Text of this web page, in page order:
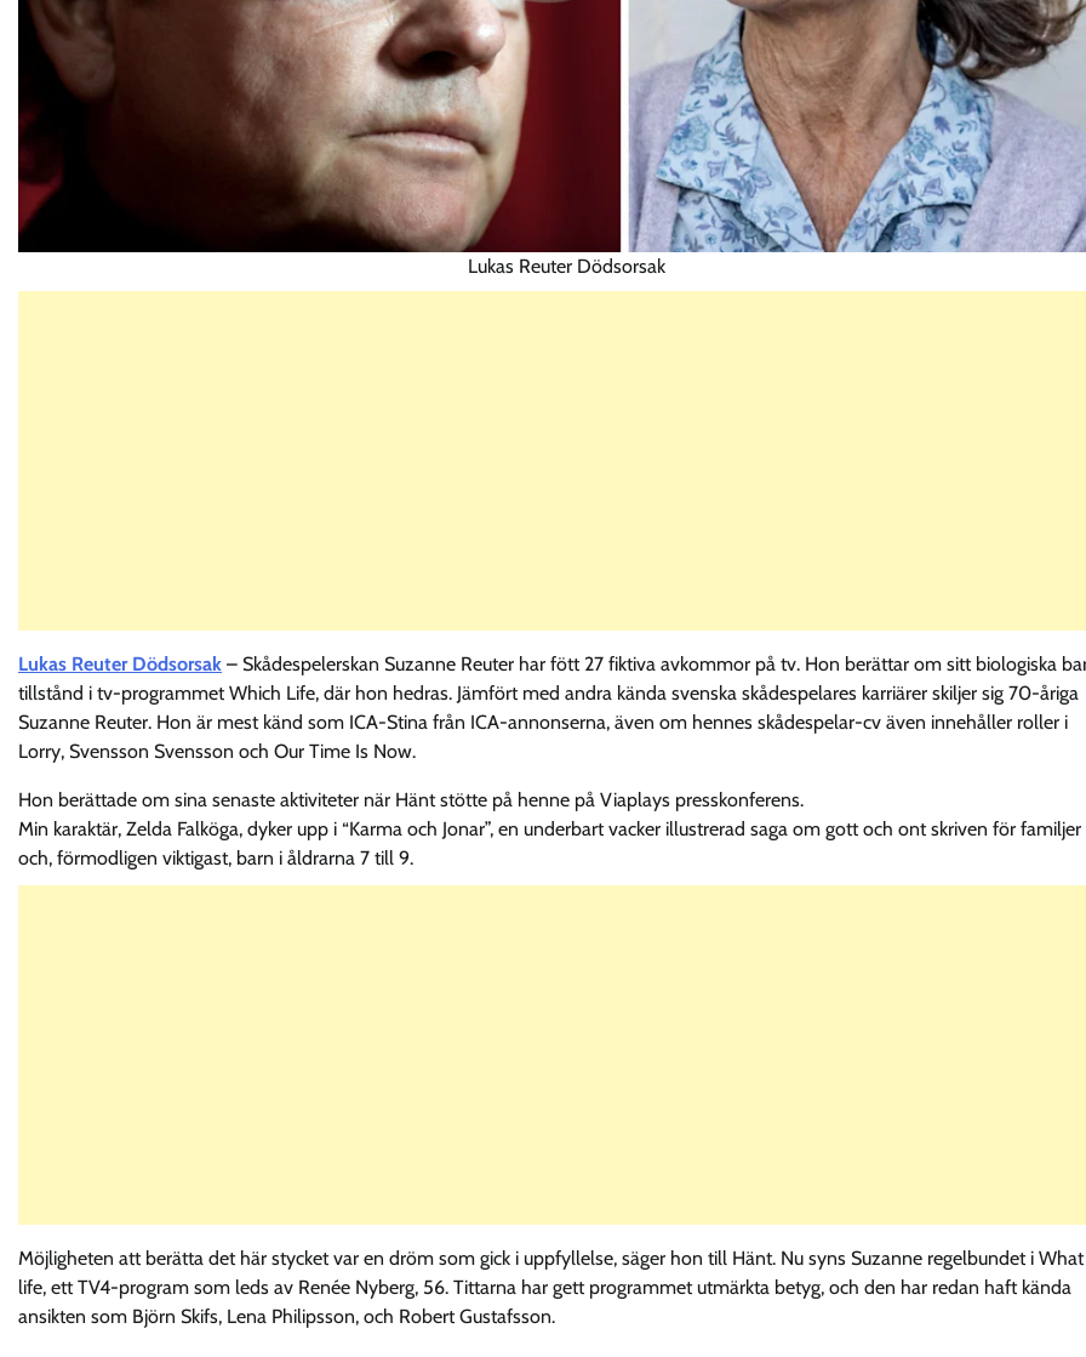
Lukas Reuter Dödsorsak
Lukas Reuter Dödsorsak – Skådespelerskan Suzanne Reuter har fött 27 fiktiva avkommor på tv. Hon berättar om sitt biologiska
tillstånd i tv-programmet Which Life, där hon hedras. Jämfört med andra kända svenska skådespelares karriärer skiljer sig 70-åriga
Suzanne Reuter. Hon är mest känd som ICA-Stina från ICA-annonserna, även om hennes skådespelar-cv även innehåller roller i
Lorry, Svensson Svensson och Our Time Is Now.
Hon berättade om sina senaste aktiviteter när Hänt stötte på henne på Viaplays presskonferens.
Min karaktär, Zelda Falköga, dyker upp i “Karma och Jonar”, en underbart vacker illustrerad saga om gott och ont skriven för familjer
och, förmodligen viktigast, barn i åldrarna 7 till 9.
Möjligheten att berätta det här stycket var en dröm som gick i uppfyllelse, säger hon till Hänt. Nu syns Suzanne regelbundet i What
life, ett TV4-program som leds av Renée Nyberg, 56. Tittarna har gett programmet utmärkta betyg, och den har redan haft kända
ansikten som Björn Skifs, Lena Philipsson, och Robert Gustafsson.